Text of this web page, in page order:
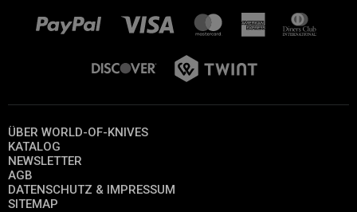
ÜBER WORLD-OF-KNIVES
KATALOG
NEWSLETTER
AGB
DATENSCHUTZ & IMPRESSUM
SITEMAP